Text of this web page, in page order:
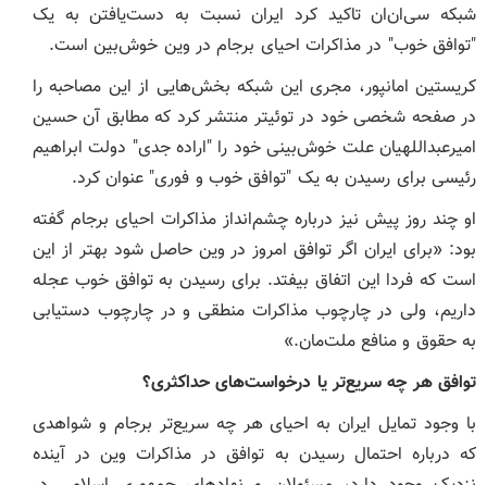
شبکه سی‌ان‌ان تاکید کرد ایران نسبت به دست‌یافتن به یک
"توافق خوب" در مذاکرات احیای برجام در وین خوش‌بین است.
کریستین امانپور، مجری این شبکه بخش‌هایی از این مصاحبه را
در صفحه شخصی خود در توئیتر منتشر کرد که مطابق آن حسین
امیرعبداللهیان علت خوش‌بینی خود را "اراده جدی" دولت ابراهیم
رئیسی برای رسیدن به یک "توافق خوب و فوری" عنوان کرد.
او چند روز پیش نیز درباره چشم‌انداز مذاکرات احیای برجام گفته
بود: «برای ایران اگر توافق امروز در وین حاصل شود بهتر از این
است که فردا این اتفاق بیفتد. برای رسیدن به توافق خوب عجله
داریم، ولی در چارچوب مذاکرات منطقی و در چارچوب دستیابی
به حقوق و منافع ملت‌مان.»
توافق هر چه سریع‌تر یا درخواست‌های حداکثری؟
با وجود تمایل ایران به احیای هر چه سریع‌تر برجام و شواهدی
که درباره احتمال رسیدن به توافق در مذاکرات وین در آینده